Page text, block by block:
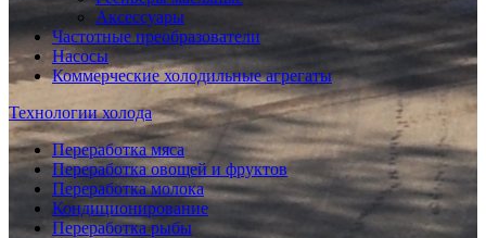
Аксессуары
Частотные преобразователи
Насосы
Коммерческие холодильные агрегаты
Технологии холода
Переработка мяса
Переработка овощей и фруктов
Переработка молока
Кондиционирование
Переработка рыбы